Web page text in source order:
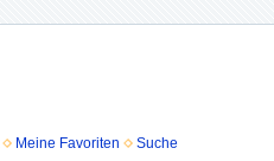
Meine Favoriten Suche